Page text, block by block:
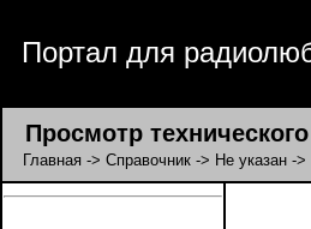
Портал для
Просмотр
Главная -> Справочник -> Не указан ->